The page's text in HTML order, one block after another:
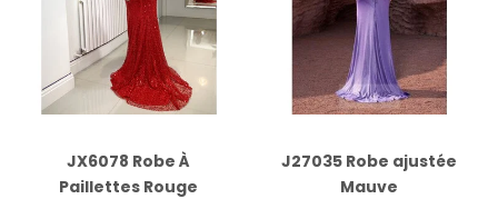
JX6078 Robe À
Paillettes Rouge
J27035 Robe ajustée
Mauve